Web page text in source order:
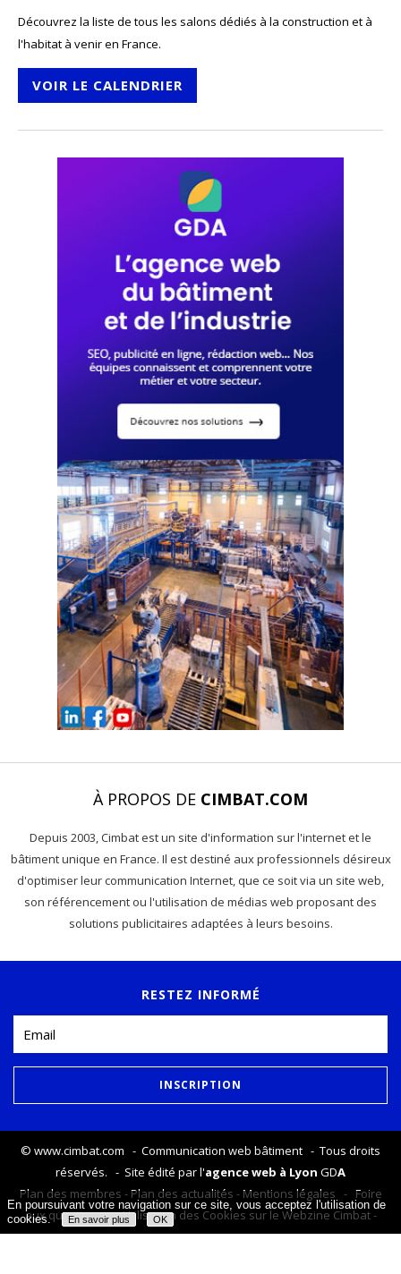
Découvrez la liste de tous les salons dédiés à la construction et à
l'habitat à venir en France.
VOIR LE CALENDRIER
À PROPOS DE CIMBAT.COM
Depuis 2003, Cimbat est un site d'information sur l'internet et le
bâtiment unique en France. Il est destiné aux professionnels désireux
d'optimiser leur communication Internet, que ce soit via un site web,
son référencement ou l'utilisation de médias web proposant des
solutions publicitaires adaptées à leurs besoins.
RESTEZ INFORMÉ
© www.cimbat.com - Communication web bâtiment - Tous droits
réservés. - Site édité par l'agence web à Lyon GDA
Plan des membres -Plan des actualités -Mentions légales - Foire
aux questions-Utilisation des Cookies sur le Webzine Cimbat-
En poursuivant votre navigation sur ce site, vous acceptez l'utilisation de
cookies.
En savoir plus OK